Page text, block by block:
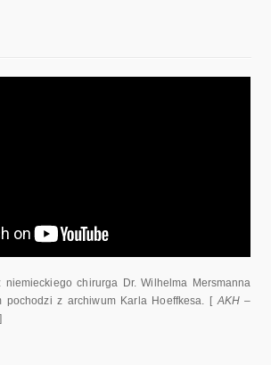
niemieckiego chirurga Dr. Wilhelma Mersmanna
pochodzi z archiwum Karla Hoeffkesa. [AKH –
]